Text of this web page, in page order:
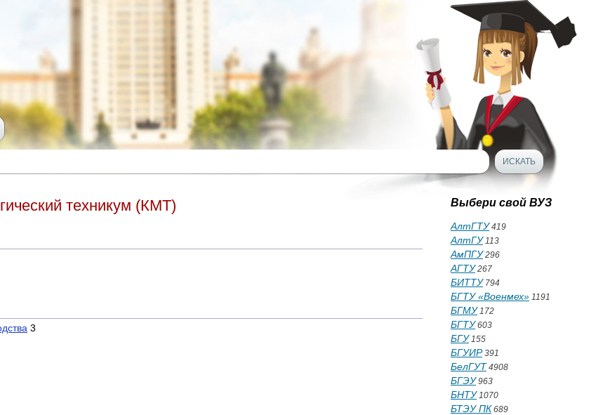
техникум (КМТ)
3
Выбери свой ВУЗ
АлтГТУ419
АлтГУ113
АмПГУ296
АГТУ267
БИТТУ794
БГТУ «Военмех» 1191
БГМУ172
БГТУ603
БГУ155
БГУИР391
БелГУТ 4908
БГЭУ963
БНТУ1070
БТЭУ ПК 689